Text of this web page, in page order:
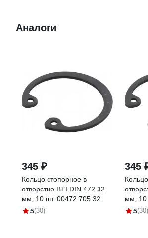
Аналоги
345 ₽
Кольцо стопорное в
отверстие BTI DIN 472 32
мм, 10 шт. 00472 705 32
5(30)
345
мм, 10
5(30)